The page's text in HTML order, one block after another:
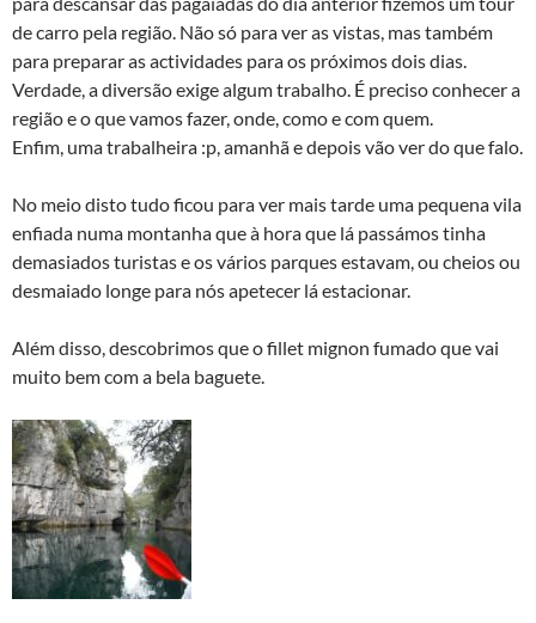
de carro pela região. Não só para ver as vistas, mas também
para preparar as actividades para os próximos dois dias.
Verdade, a diversão exige algum trabalho. É preciso conhecer a
região e o que vamos fazer, onde, como e com quem.
Enfim, uma trabalheira :p, amanhã e depois vão ver do que falo.
No meio disto tudo ficou para ver mais tarde uma pequena vila
enfiada numa montanha que à hora que lá passámos tinha
demasiados turistas e os vários parques estavam, ou cheios ou
desmaiado longe para nós apetecer lá estacionar.
Além disso, descobrimos que o fillet mignon fumado que vai
muito bem com a bela baguete.